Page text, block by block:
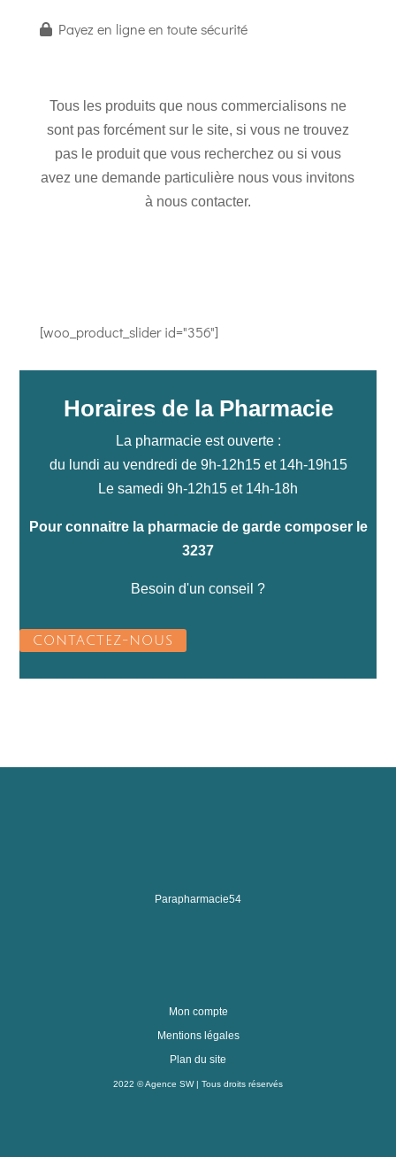
Payez en ligne en toute sécurité
Tous les produits que nous commercialisons ne
sont pas forcément sur le site, si vous ne trouvez
pas le produit que vous recherchez ou si vous
avez une demande particulière nous vous invitons
à nous contacter.
[woo_product_slider id="356"]
Horaires de la Pharmacie
La pharmacie est ouverte :
du lundi au vendredi de 9h-12h15 et 14h-19h15
Le samedi 9h-12h15 et 14h-18h
Pour connaitre la pharmacie de garde composer le
3237
Besoin d'un conseil ?
CONTACTEZ-NOUS
Parapharmacie54
Mon compte
Mentions légales
Plan du site
2022 ©Agence SW| Tous droits réservés